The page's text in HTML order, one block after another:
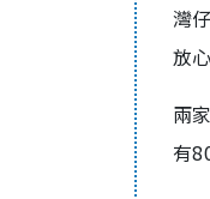
灣
放
兩
有